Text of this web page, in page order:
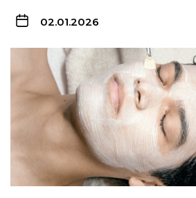
02.01.2026